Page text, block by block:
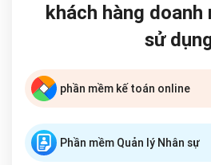
khách hàng doanh
sử
phần mềm kế toán online
Phần mềm Quản lý Nhân sự